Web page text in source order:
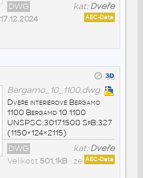
kat:Dveře
DWG
AEC-Data
17.12.2024
Bergamo_10_1100.dwg
Dveře interiérové Bergamo
1100 Bergamo 10 1100
UNSPSC:30171500 SfB:327
(1150×124×2115)
kat:Dveře
DWG
AEC-Data
Velikost 501,1kB• ze